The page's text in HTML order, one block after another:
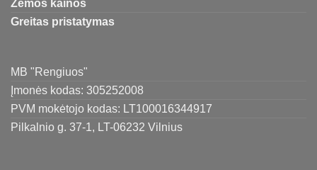
Žemos kainos
Greitas pristatymas
MB "Rengiuos"
Įmonės kodas: 305252008
PVM mokėtojo kodas: LT100016344917
Pilkalnio g. 37-1, LT-06232 Vilnius